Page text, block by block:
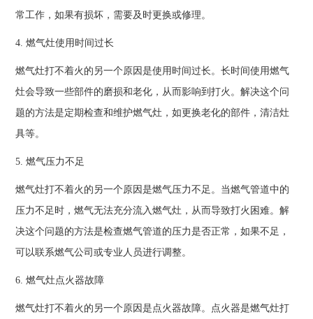
常工作，如果有损坏，需要及时更换或修理。
4. 燃气灶使用时间过长
燃气灶打不着火的另一个原因是使用时间过长。长时间使用燃气
灶会导致一些部件的磨损和老化，从而影响到打火。解决这个问
题的方法是定期检查和维护燃气灶，如更换老化的部件，清洁灶
具等。
5. 燃气压力不足
燃气灶打不着火的另一个原因是燃气压力不足。当燃气管道中的
压力不足时，燃气无法充分流入燃气灶，从而导致打火困难。解
决这个问题的方法是检查燃气管道的压力是否正常，如果不足，
可以联系燃气公司或专业人员进行调整。
6. 燃气灶点火器故障
燃气灶打不着火的另一个原因是点火器故障。点火器是燃气灶打